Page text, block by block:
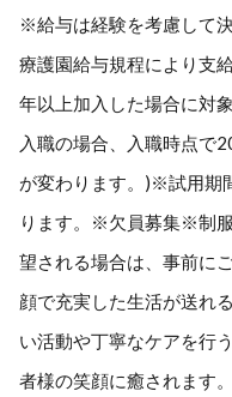
※給与は経験を考慮して
療護園給与規程により支
年以上加入した場合に対
入職の場合、入職時点で
が変わります。)※試用期
ります。※欠員募集※制
望される場合は、事前に
顔で充実した生活が送れ
い活動や丁寧なケアを行
者様の笑顔に癒されます